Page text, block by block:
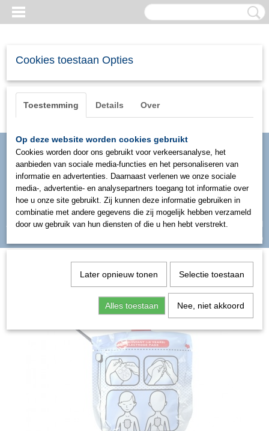
Inloggen Registreren
UW WINKELWAGEN
(0)
Cookies toestaan Opties
Toestemming Details Over
Op deze website worden cookies gebruikt
Cookies worden door ons gebruikt voor verkeersanalyse, het
aanbieden van sociale media-functies en het personaliseren van
informatie en advertenties. Daarnaast verlenen we onze sociale
media-, advertentie- en analysepartners toegang tot informatie over
hoe u onze site gebruikt. Zij kunnen deze informatie gebruiken in
combinatie met andere gegevens die zij mogelijk hebben verzameld
door uw gebruik van hun diensten of die u hen hebt verstrekt.
Later opnieuw tonen Selectie toestaan
Alles toestaan Nee, niet akkoord